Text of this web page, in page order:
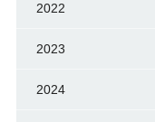
2022
2023
2024